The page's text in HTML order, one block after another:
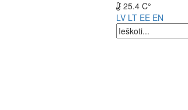
25.4 C°
LV LT EE EN